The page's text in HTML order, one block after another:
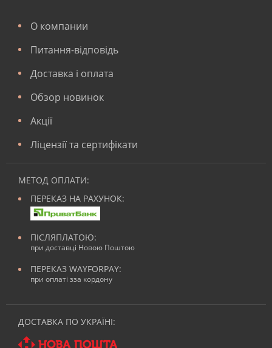
О компании
Питання-відповідь
Доставка і оплата
Обзор новинок
Акції
Ліцензії та сертифікати
МЕТОД ОПЛАТИ:
ПЕРЕКАЗ НА РАХУНОК:
ПІСЛЯПЛАТОЮ:
при доставці Новою Поштою
ПЕРЕКАЗ WAYFORPAY:
при оплаті зза кордону
ДОСТАВКА ПО УКРАЇНІ: